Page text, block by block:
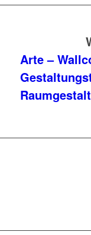
Arte –